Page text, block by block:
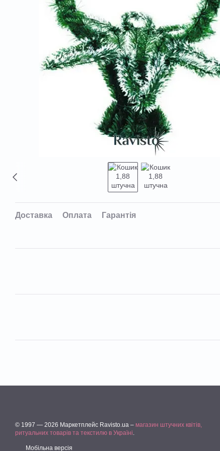
Доставка Оплата Гарантія
© 1997 — 2026 Маркетплейс Ravisto.ua – магазин штучних квітів,
ритуальних товарів та текстилю в Україні.
Мобільна версія